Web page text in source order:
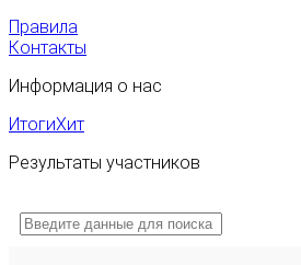
Правила
Контакты
Информация о нас
ИтогиХит
Результаты участников